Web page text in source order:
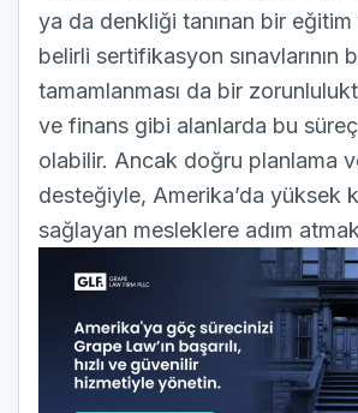
ya da denkliği tanınan bir eğitim
belirli sertifikasyon sınavlarının
tamamlanması da bir
ve finans gibi alanlarda bu
olabilir. Ancak doğru planlama
desteğiyle, Amerika’da yüksek
sağlayan mesleklere adım